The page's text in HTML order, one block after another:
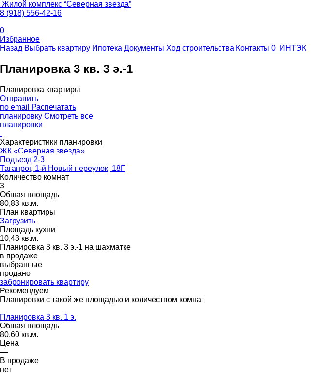
Жилой комплекс “Северная звезда”
8 (918) 556-42-16
0
Избранное
Назад Выбрать квартиру Ипотека Документы Ход строительства Контакты 0 ИНТЭК
Планировка 3 кв. 3 э.-1
Планировка квартиры
Отправить
по email
Распечатать
планировку Смотреть все
планировки
Характеристики планировки
ЖК «Северная звезда»
Подъезд 2-3
Таганрог, 1-й Новый переулок, 18Г
Количество комнат
3
Общая площадь
80,83 кв.м.
План квартиры
Загрузить
Площадь кухни
10,43 кв.м.
Планировка 3 кв. 3 э.-1 на шахматке
в продаже
выбранные
продано
забронировать квартиру
Рекомендуем
Планировки с такой же площадью и количеством комнат
Планировка 3 кв. 1 э.
Общая площадь
80,60 кв.м.
Цена
—
В продаже
нет